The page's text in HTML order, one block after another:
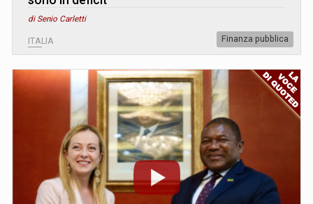
di Senio Carletti
ITALIA Finanza pubblica